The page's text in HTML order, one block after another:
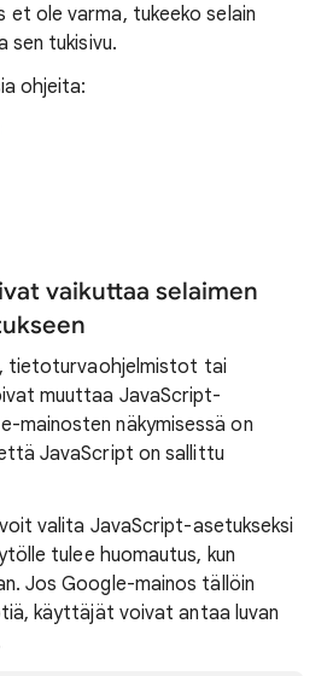
ole varma, tukeeko selain
sen tukisivu.
ohjeita:
vaikuttaa selaimen
tietoturvaohjelmistot tai
muuttaa JavaScript-
mainosten näkymisessä on
JavaScript on sallittu
valita JavaScript-asetukseksi
tulee huomautus, kun
Jos Google-mainos tällöin
käyttäjät voivat antaa luvan